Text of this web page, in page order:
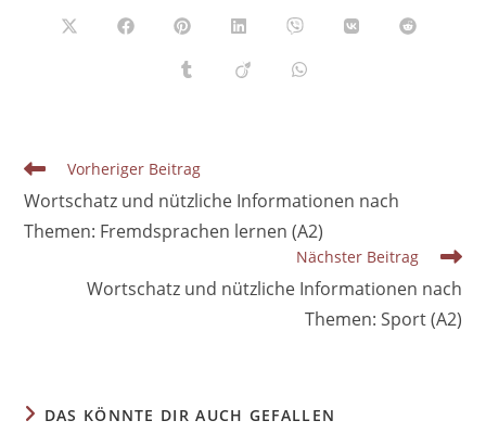
Öffnet
Öffnet Öffnet
einem
neuen
Öffnet
einem
neuen
Öffnet
einem
neuen
Öffnet Öffnet
Öffnet Öffnet Öffnet
Weitere
ansehen
Vorheriger Beitrag
Wortschatz und nützliche Informationen nach
Themen: Fremdsprachen lernen (A2)
Nächster Beitrag
Wortschatz und nützliche Informationen nach
Themen: Sport (A2)
DAS KÖNNTE DIR AUCH GEFALLEN